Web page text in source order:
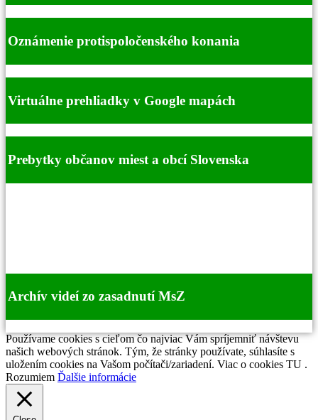
Oznámenie protispoločenského konania
Virtuálne prehliadky v Google mapách
Prebytky občanov miest a obcí Slovenska
Archív videí zo zasadnutí MsZ
Používame cookies s cieľom čo najviac Vám spríjemniť návštevu
našich webových stránok. Tým, že stránky používate, súhlasíte s
uložením cookies na Vašom počítači/zariadení. Viac o cookies TU .
Rozumiem Ďalšie informácie